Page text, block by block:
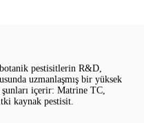
pestisitlerin R&D,
uzmanlaşmış bir yüksek
içerir: Matrine TC,
kaynak pestisit.